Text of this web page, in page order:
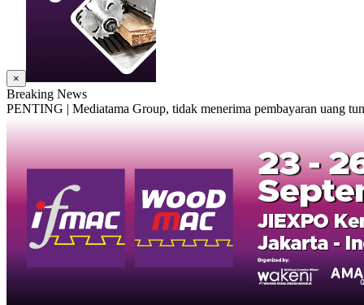
×
Breaking News
PENTING | Mediatama Group, tidak menerima pembayaran uang